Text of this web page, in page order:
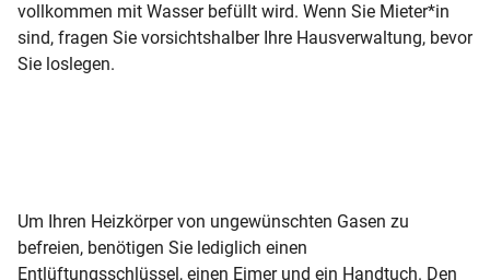
vollkommen mit Wasser befüllt wird. Wenn Sie Mieter*in
sind, fragen Sie vorsichtshalber Ihre Hausverwaltung, bevor
Sie loslegen.
Um Ihren Heizkörper von ungewünschten Gasen zu
befreien, benötigen Sie lediglich einen
Entlüftungsschlüssel, einen Eimer und ein Handtuch. Den